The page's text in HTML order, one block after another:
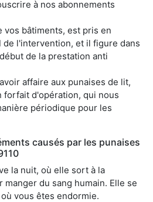
à nos abonnements
vos bâtiments, est pris en
l'intervention, et il figure dans
de la prestation anti
affaire aux punaises de lit,
forfait d'opération, qui nous
périodique pour les
causés par les punaises
la nuit, où elle sort à la
du sang humain. Elle se
vous êtes endormie.